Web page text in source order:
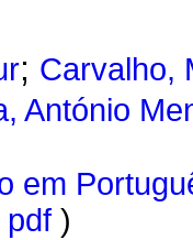
; Carvalho,
António
em
pdf )